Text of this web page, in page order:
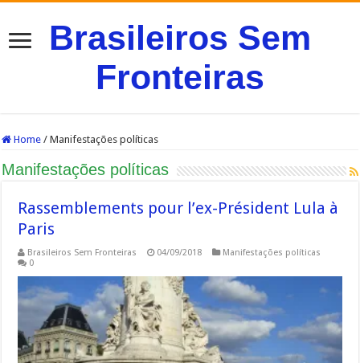
Brasileiros Sem
Fronteiras
Home / Manifestações políticas
Manifestações políticas
Rassemblements pour l’ex-Président Lula à
Paris
Brasileiros Sem Fronteiras 04/09/2018
Manifestações políticas
0